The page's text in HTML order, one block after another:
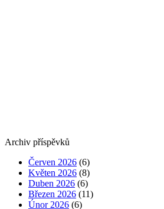
Archiv příspěvků
Červen 2026 (6)
Květen 2026 (8)
Duben 2026 (6)
Březen 2026 (11)
Únor 2026 (6)